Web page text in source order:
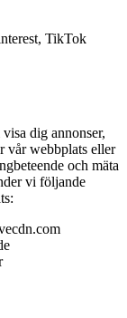
TikTok
dig annonser,
vår webbplats eller
och mäta
vi följande